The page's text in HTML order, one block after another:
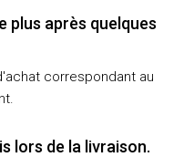
après quelques
correspondant au
lors de la livraison.